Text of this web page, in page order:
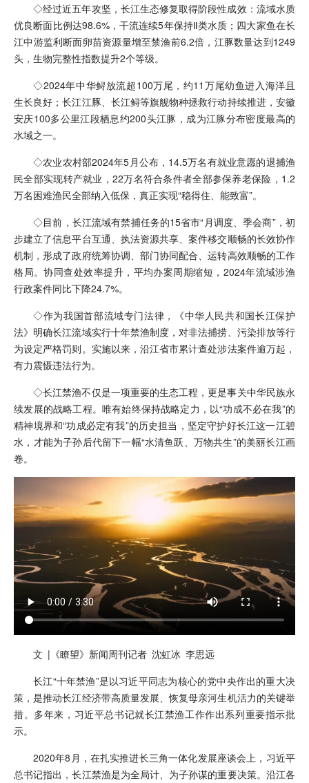
◇经过近五年攻坚，长江生态修复取得阶段性成效：流域水质
优良断面比例达98.6%，干流连续5年保持Ⅱ类水质；四大家鱼在长
江中游监利断面卵苗资源量增至禁渔前6.2倍，江豚数量达到1249
头，生物完整性指数提升2个等级。
◇2024年中华鲟放流超100万尾，约11万尾幼鱼进入海洋且
生长良好；长江江豚、长江鲟等旗舰物种拯救行动持续推进，安徽
安庆100多公里江段栖息约200头江豚，成为江豚分布密度最高的
水域之一。
◇农业农村部2024年5月公布，14.5万名有就业意愿的退捕渔
民全部实现转产就业，22万名符合条件者全部参保养老保险，1.2
万名困难渔民全部纳入低保，真正实现“稳得住、能致富”。
◇目前，长江流域有禁捕任务的15省市“月调度、季会商”，初
步建立了信息平台互通、执法资源共享、案件移交顺畅的长效协作
机制，形成了政府统筹协调、部门协同配合、运转高效顺畅的工作
格局。协同查处效率提升，平均办案周期缩短，2024年流域涉渔
行政案件同比下降24.7%。
◇作为我国首部流域专门法律，《中华人民共和国长江保护
法》明确长江流域实行十年禁渔制度，对非法捕捞、污染排放等行
为设定严格罚则。实施以来，沿江省市累计查处涉法案件逾万起，
有力震慑违法行为。
◇长江禁渔不仅是一项重要的生态工程，更是事关中华民族永
续发展的战略工程。唯有始终保持战略定力，以“功成不必在我”的
精神境界和“功成必定有我”的历史担当，坚定守护好长江这一江碧
水，才能为子孙后代留下一幅“水清鱼跃、万物共生”的美丽长江画
卷。
文 |《瞭望》新闻周刊记者 沈虹冰 李思远
长江“十年禁渔”是以习近平同志为核心的党中央作出的重大决
策，是推动长江经济带高质量发展、恢复母亲河生机活力的关键举
措。多年来，习近平总书记就长江禁渔工作作出系列重要指示批
示。
2020年8月，在扎实推进长三角一体化发展座谈会上，习近平
总书记指出，长江禁渔是为全局计、为子孙谋的重要决策。沿江各